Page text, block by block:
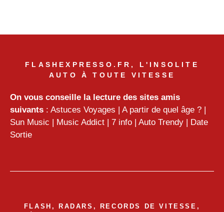
FLASHEXPRESSO.FR, L'INSOLITE
AUTO À TOUTE VITESSE
On vous conseille la lecture des sites amis
suivants : Astuces Voyages | A partir de quel âge ? |
Sun Music | Music Addict | 7 info | Auto Trendy | Date
Sortie
FLASH, RADARS, RECORDS DE VITESSE,